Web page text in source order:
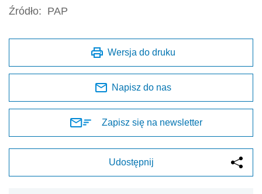
Źródło: PAP
Wersja do druku
Napisz do nas
Zapisz się na newsletter
Udostępnij